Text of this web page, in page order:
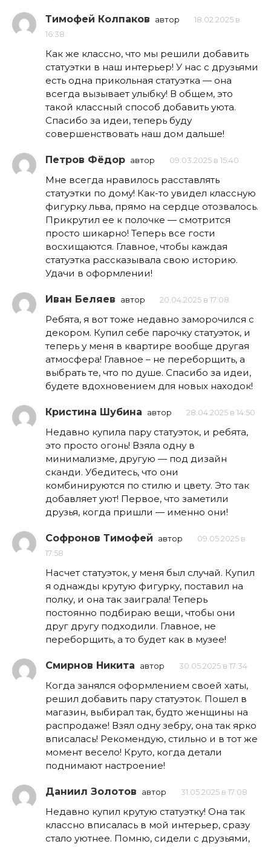
Тимофей Колпаков автор
18.02.2025 в
16:38
Как же классно, что мы решили добавить
статуэтки в наш интерьер! У нас с друзьями
есть одна прикольная статуэтка — она
всегда вызывает улыбку! В общем, это
такой классный способ добавить уюта.
Спасибо за идеи, теперь буду
совершенствовать наш дом дальше!
Петров Фёдор автор 09.03.2025 в 15:40
Мне всегда нравилось расставлять
статуэтки по дому! Как-то увидел классную
фигурку льва, прямо на сердце отозвалось.
Прикрутил ее к полочке — смотрится
просто шикарно! Теперь все гости
восхищаются. Главное, чтобы каждая
статуэтка рассказывала свою историю.
Удачи в оформлении!
Иван Беляев автор 20.04.2025 в 17:08
Ребята, я вот тоже недавно заморочился с
декором. Купил себе парочку статуэток, и
теперь у меня в квартире вообще другая
атмосфера! Главное – не переборщить, а
выбрать те, что по душе. Спасибо за идеи,
будете вдохновением для новых находок!
Кристина Шубина автор 28.04.2025 в 14:50
Недавно купила пару статуэток, и ребята,
это просто огонь! Взяла одну в
минимализме, другую — под дизайн
сканди. Убедитесь, что они
комбинируются по стилю и цвету. Это так
добавляет уют! Первое, что заметили
друзья, когда пришли — именно они!
Софронов Тимофей автор
09.05.2025 в
17:58
Насчет статуэток, у меня был случай. Купил
я однажды крутую фигурку, поставил на
полку, и она так заиграла! Теперь
постоянно подбираю вещи, чтобы они
друг другу подходили. Главное, не
переборщить, а то будет как в музее!
Смирнов Никита автор 30.05.2025 в 17:34
Когда занялся оформлением своей хаты,
решил добавить пару статуэток. Пошел в
магазин, выбирал так, будто женщины на
распродаже! Взял одну зебру, она так ярко
вписалась! Рекомендую, стильно и в тот же
момент весело! Круто, когда детали
поднимают настроение!
Даниил Золотов автор 31.05.2025 в 17:08
Недавно купил крутую статуэтку! Она так
классно вписалась в мой интерьер, сразу
стало уютнее. Помню, сидели с друзьями,